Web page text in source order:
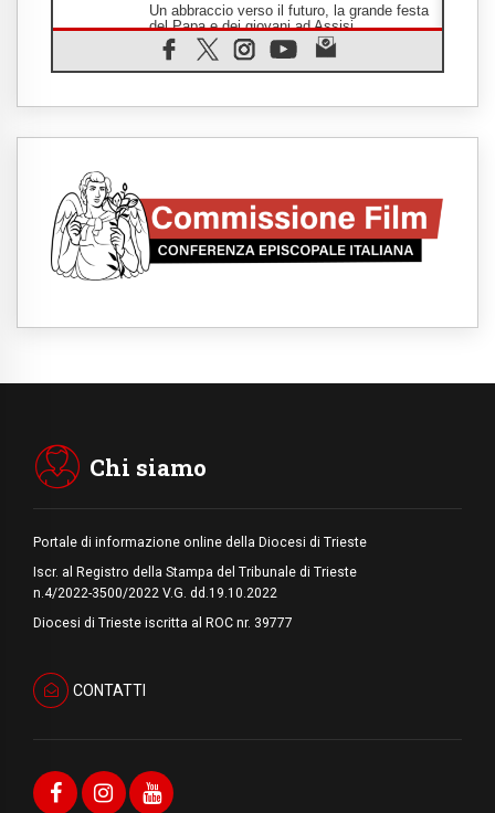
Un abbraccio verso il futuro, la grande festa
del Papa e dei giovani ad Assisi
06.08.2026
Il grazie dei giovani al Papa: "Oggi ci
Leone XIV: la rivoluzione del Vangelo
06.08.2026
Fra Marco Vianelli: alla scuola di san
Francesco per imparare il Vangelo della
pace
Chi siamo
Portale di informazione online della Diocesi di Trieste
Iscr. al Registro della Stampa del Tribunale di Trieste
n.4/2022-3500/2022 V.G. dd.19.10.2022
Diocesi di Trieste iscritta al ROC nr. 39777
CONTATTI